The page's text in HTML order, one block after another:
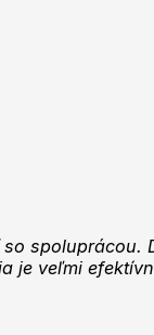
spoluprácou.
je veľmi